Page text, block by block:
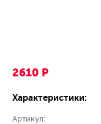
2610 Р
Характеристики:
Артикул: